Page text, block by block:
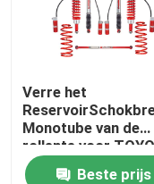
Verre het
Monotube van de
rollente voor
Proda 120
Beste prijs